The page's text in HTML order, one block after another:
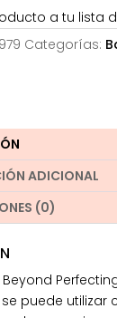
a tu lista
Categorías:
ADICIONAL
(0)
puede utilizar